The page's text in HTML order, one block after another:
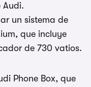
Audi.
un sistema de
que incluye
de 730 vatios.
Phone Box, que